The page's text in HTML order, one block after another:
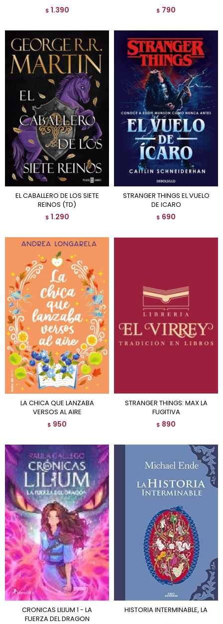
$ 1.390 $ 790
EL CABALLERO DE LOS SIETE
REINOS (TD)
$ 1.290
STRANGER THINGS EL VUELO
DE ICARO
$ 690
LA CHICA QUE LANZABA
VERSOS AL AIRE
$ 950
STRANGER THINGS: MAX LA
FUGITIVA
$ 890
CRONICAS LILIUM 1 - LA
FUERZA DEL DRAGON
HISTORIA INTERMINABLE, LA